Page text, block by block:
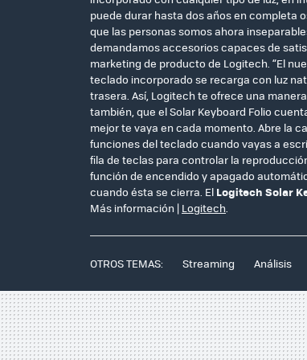
puede durar hasta dos años en completa
que las personas somos ahora
demandamos accesorios capaces de
marketing de producto de Logitech. “El
teclado incorporado se recarga con luz
trasera. Así, Logitech te ofrece una
también, que el Solar Keyboard Folio
mejor te vaya en cada momento. Abre la
funciones del teclado cuando vayas a
fila de teclas para controlar la
función de encendido y apagado
cuando ésta se cierra. El Logitech Solar
Más información | Logitech.
OTROS TEMAS: Streaming Análisis